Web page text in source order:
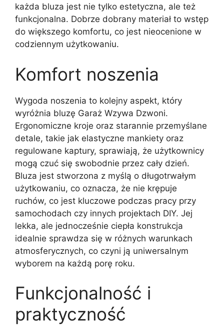
każda bluza jest nie tylko estetyczna, ale też
funkcjonalna. Dobrze dobrany materiał to wstęp
do większego komfortu, co jest nieocenione w
codziennym użytkowaniu.
Komfort noszenia
Wygoda noszenia to kolejny aspekt, który
wyróżnia bluzę Garaż Wzywa Dzwoni.
Ergonomiczne kroje oraz starannie przemyślane
detale, takie jak elastyczne mankiety oraz
regulowane kaptury, sprawiają, że użytkownicy
mogą czuć się swobodnie przez cały dzień.
Bluza jest stworzona z myślą o długotrwałym
użytkowaniu, co oznacza, że nie krępuje
ruchów, co jest kluczowe podczas pracy przy
samochodach czy innych projektach DIY. Jej
lekka, ale jednocześnie ciepła konstrukcja
idealnie sprawdza się w różnych warunkach
atmosferycznych, co czyni ją uniwersalnym
wyborem na każdą porę roku.
Funkcjonalność i
praktyczność